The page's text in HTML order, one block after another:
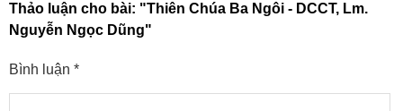
Thảo luận cho bài: "Thiên Chúa Ba Ngôi - DCCT, Lm.
Nguyễn Ngọc Dũng"
Bình luận *